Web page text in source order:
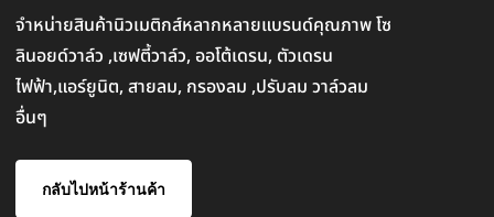
จำหน่ายสินค้านิวเมติกส์หลากหลายแบรนด์คุณภาพ โซ
ลินอยด์วาล์ว ,เซฟตี้วาล์ว, ออโต้เดรน, ตัวเดรน
ไฟฟ้า,แอร์ยูนิต, สายลม, กรองลม ,ปรับลม วาล์วลม
อื่นๆ
กลับไปหน้าร้านค้า